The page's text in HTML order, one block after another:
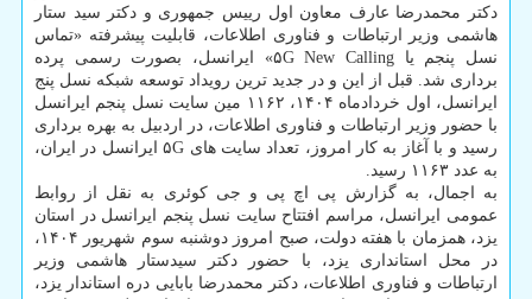
دکتر محمدرضا عارف معاون اول رییس جمهوری و دکتر سید ستار
هاشمی وزیر ارتباطات و فناوری اطلاعات، قابلیت پیشرفته «تماس
نسل پنجم یا ۵G New Calling» ایرانسل، بصورت رسمی پرده
برداری شد. قبل از این و در جدید ترین رویداد توسعه شبکه نسل پنج
ایرانسل، اول خردادماه ۱۴۰۴، ۱۱۶۲ مین سایت نسل پنجم ایرانسل
با حضور وزیر ارتباطات و فناوری اطلاعات، در اردبیل به بهره برداری
رسید و با آغاز به کار امروز، تعداد سایت های ۵G ایرانسل در ایران،
به عدد ۱۱۶۳ رسید.
به اجمال، به گزارش پی اچ پی و جی کوئری به نقل از روابط
عمومی ایرانسل، مراسم افتتاح سایت نسل پنجم ایرانسل در استان
یزد، همزمان با هفته دولت، صبح امروز دوشنبه سوم شهریور ۱۴۰۴،
در محل استانداری یزد، با حضور دکتر سیدستار هاشمی وزیر
ارتباطات و فناوری اطلاعات، دکتر محمدرضا بابایی دره استاندار یزد،